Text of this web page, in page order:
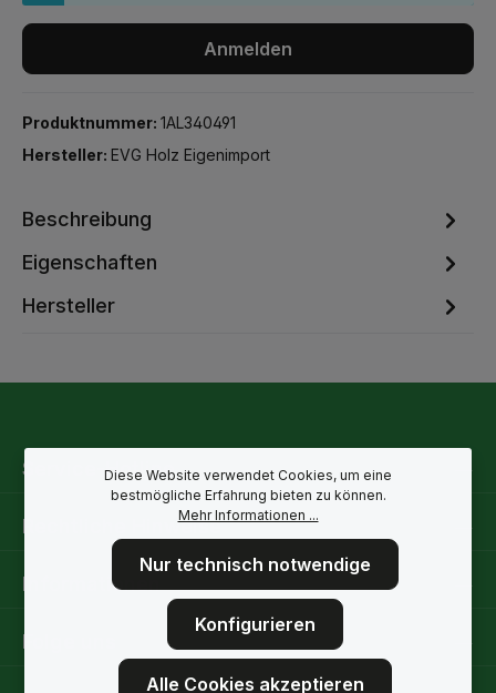
Anmelden
Produktnummer: 1AL340491
Hersteller: EVG Holz Eigenimport
Beschreibung
Eigenschaften
Hersteller
Service-Hotline
Rechtliche Hinweise
Informationen
Folge uns
Diese Website verwendet Cookies, um eine
bestmögliche Erfahrung bieten zu können.
Mehr Informationen ...
Nur technisch notwendige
Konfigurieren
Alle Cookies akzeptieren